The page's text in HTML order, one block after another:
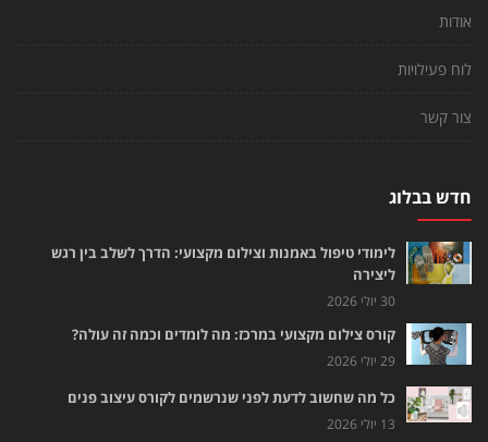
אודות
לוח פעילויות
צור קשר
חדש בבלוג
לימודי טיפול באמנות וצילום מקצועי: הדרך לשלב בין רגש
ליצירה
30 יולי 2026
קורס צילום מקצועי במרכז: מה לומדים וכמה זה עולה?
29 יולי 2026
כל מה שחשוב לדעת לפני שנרשמים לקורס עיצוב פנים
13 יולי 2026